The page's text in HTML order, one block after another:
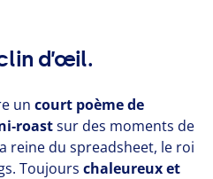
d’œil.
un court poème de
sur des moments de
reine du spreadsheet, le roi
Toujours chaleureux et